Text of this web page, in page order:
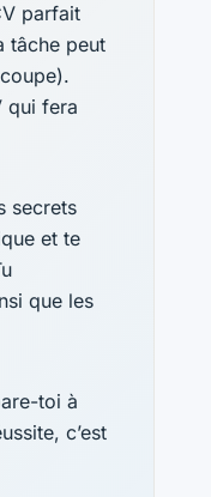
parfait
tâche peut
qui fera
secrets
et te
que les
toi à
c’est